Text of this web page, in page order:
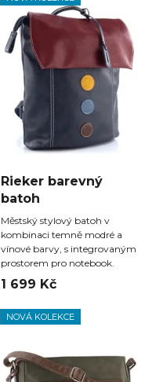
Rieker barevný
batoh
Městský stylový batoh v
kombinaci temně modré a
vínové barvy, s integrovaným
prostorem pro notebook.
1 699 Kč
NOVÁ KOLEKCE